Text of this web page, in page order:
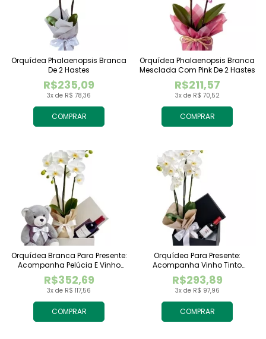
COMPRAR
3x de R$ 78,36
R$235,09
Orquídea Phalaenopsis Branca
De 2 Hastes
COMPRAR
3x de R$ 70,52
R$211,57
Orquídea Phalaenopsis Branca
Mesclada Com Pink De 2 Hastes
COMPRAR
3x de R$ 117,56
R$352,69
Orquídea Branca Para Presente:
Acompanha Pelúcia E Vinho
Tinto Importado
COMPRAR
3x de R$ 97,96
R$293,89
Orquídea Para Presente:
Acompanha Vinho Tinto
Importado